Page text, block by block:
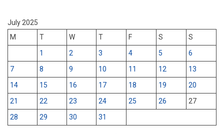
July 2025
M
T W T F S
S
1
2 3 4 5
6
7
8 9 10 11 12
13
14
15 16 17 18 19
20
21
22 23 24 25 26
27
28
29 30 31